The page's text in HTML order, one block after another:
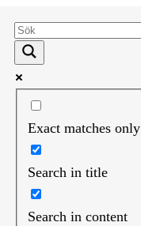
Exact matches only
Search in title
Search in content